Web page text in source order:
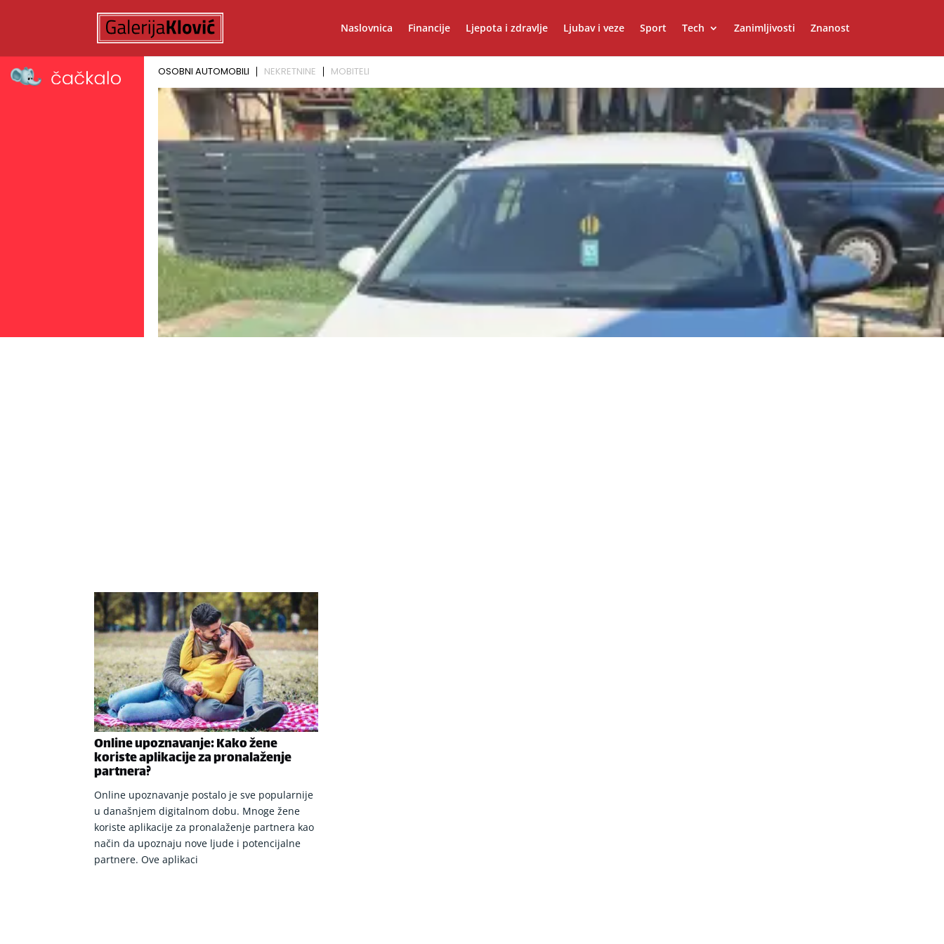
Naslovnica Financije Ljepota i zdravlje Ljubav i veze Sport Tech Zanimljivosti Znanost
Online upoznavanje: Kako žene
koriste aplikacije za pronalaženje
partnera?
Online upoznavanje postalo je sve popularnije
u današnjem digitalnom dobu. Mnoge žene
koriste aplikacije za pronalaženje partnera kao
način da upoznaju nove ljude i potencijalne
partnere. Ove aplikaci